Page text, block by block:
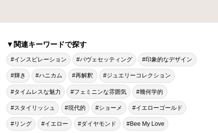
▼関連キーワードで探す
#インスピレーション #パヴェセッティング #印象的なデザイン
#輝き #ハニカム #再解釈 #ジュエリーコレクション
#タイムレスな魅力 #フェミニンな雰囲気 #幾何学的
#スタイリッシュ #現代的 #ショーメ #イエローゴールド
#リング #イエロー #ダイヤモンド #Bee My Love